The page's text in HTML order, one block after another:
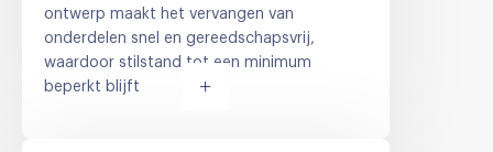
ontwerp maakt het vervangen van
onderdelen snel en gereedschapsvrij,
waardoor stilstand tot een minimum
beperkt blijft